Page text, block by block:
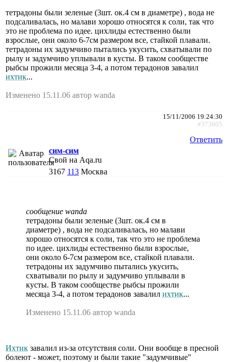
тетрадоны были зеленые (3шт. ок.4 см в диаметре) , вода не
подсаливалась, но малави хорошо относятся к соли, так что
это не проблема по идее. цихлиды естественно были
взрослые, они около 6-7см размером все, стайкой плавали.
тетрадоны их задумчиво пытались укусить, схватывали по
рылу и задумчиво уплывали в кусты. В таком сообществе
рыбсы прожили месяца 3-4, а потом терадонов завалил
ихтик...
Изменено 15.11.06 автор wanda
15/11/2006 19:24:30
#373605
Ответить
сим-сим
Свой на Aqa.ru
3167 113 Москва
сообщение wanda
тетрадоны были зеленые (3шт. ок.4 см в
диаметре) , вода не подсаливалась, но малави
хорошо относятся к соли, так что это не проблема
по идее. цихлиды естественно были взрослые,
они около 6-7см размером все, стайкой плавали.
тетрадоны их задумчиво пытались укусить,
схватывали по рылу и задумчиво уплывали в
кусты. В таком сообществе рыбсы прожили
месяца 3-4, а потом терадонов завалил ихтик...
Изменено 15.11.06 автор wanda
Ихтик завалил из-за отсутствия соли. Они вообще в пресной
болеют - может, поэтому и были такие "задумчивые"